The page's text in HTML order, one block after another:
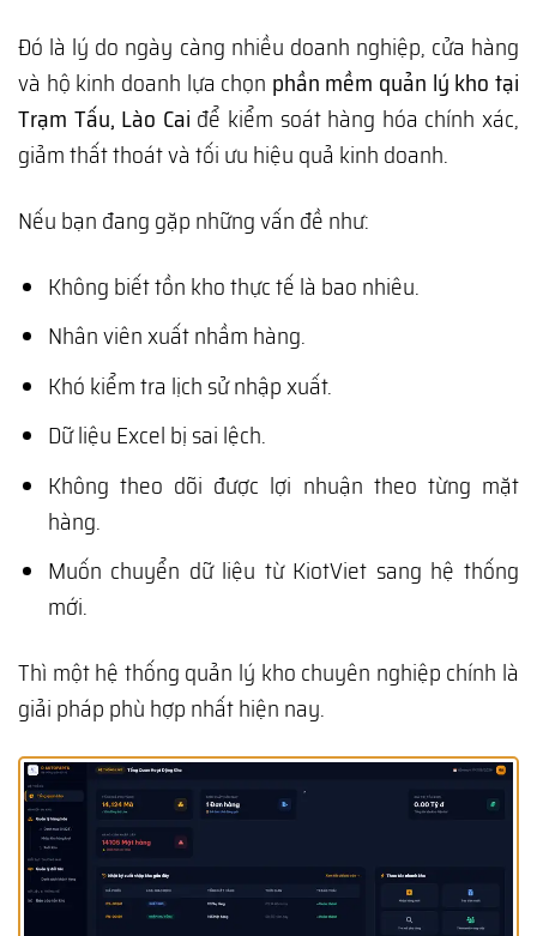
Đó là lý do ngày càng nhiều doanh nghiệp, cửa hàng
và hộ kinh doanh lựa chọn phần mềm quản lý kho tại
Trạm Tấu, Lào Cai để kiểm soát hàng hóa chính xác,
giảm thất thoát và tối ưu hiệu quả kinh doanh.
Nếu bạn đang gặp những vấn đề như:
Không biết tồn kho thực tế là bao nhiêu.
Nhân viên xuất nhầm hàng.
Khó kiểm tra lịch sử nhập xuất.
Dữ liệu Excel bị sai lệch.
Không theo dõi được lợi nhuận theo từng mặt
hàng.
Muốn chuyển dữ liệu từ KiotViet sang hệ thống
mới.
Thì một hệ thống quản lý kho chuyên nghiệp chính là
giải pháp phù hợp nhất hiện nay.